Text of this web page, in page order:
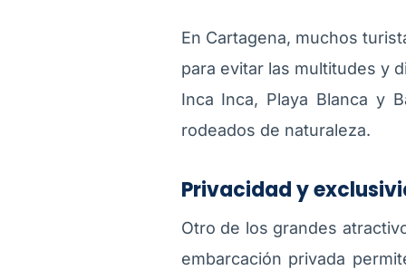
En Cartagena, muchos
para evitar las multitudes y
Inca Inca, Playa Blanca y
rodeados de naturaleza.
Privacidad y
Otro de los grandes
embarcación privada